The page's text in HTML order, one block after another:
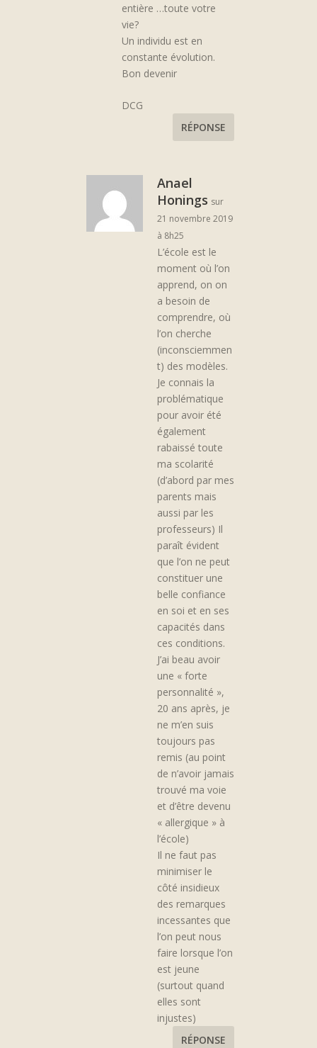
entière …toute votre
vie?
Un individu est en
constante évolution.
Bon devenir
DCG
RÉPONSE
Anael
Honings sur
21 novembre 2019
à 8h25
L’école est le
moment où l’on
apprend, on on
a besoin de
comprendre, où
l’on cherche
(inconsciemmen
t) des modèles.
Je connais la
problématique
pour avoir été
également
rabaissé toute
ma scolarité
(d’abord par mes
parents mais
aussi par les
professeurs) Il
paraît évident
que l’on ne peut
constituer une
belle confiance
en soi et en ses
capacités dans
ces conditions.
J’ai beau avoir
une « forte
personnalité »,
20 ans après, je
ne m’en suis
toujours pas
remis (au point
de n’avoir jamais
trouvé ma voie
et d’être devenu
« allergique » à
l’école)
Il ne faut pas
minimiser le
côté insidieux
des remarques
incessantes que
l’on peut nous
faire lorsque l’on
est jeune
(surtout quand
elles sont
injustes)
RÉPONSE